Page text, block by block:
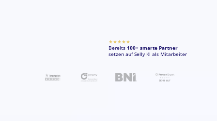
★★★★★
Bereits 100+ smarte Partner
setzen auf Selly KI als Mitarbeiter